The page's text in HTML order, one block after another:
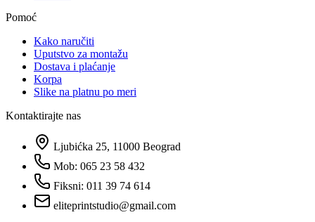
Pomoć
Kako naručiti
Uputstvo za montažu
Dostava i plaćanje
Korpa
Slike na platnu po meri
Kontaktirajte nas
Ljubićka 25, 11000 Beograd
Mob: 065 23 58 432
Fiksni: 011 39 74 614
eliteprintstudio@gmail.com